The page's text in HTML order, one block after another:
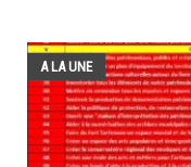
A LA UNE